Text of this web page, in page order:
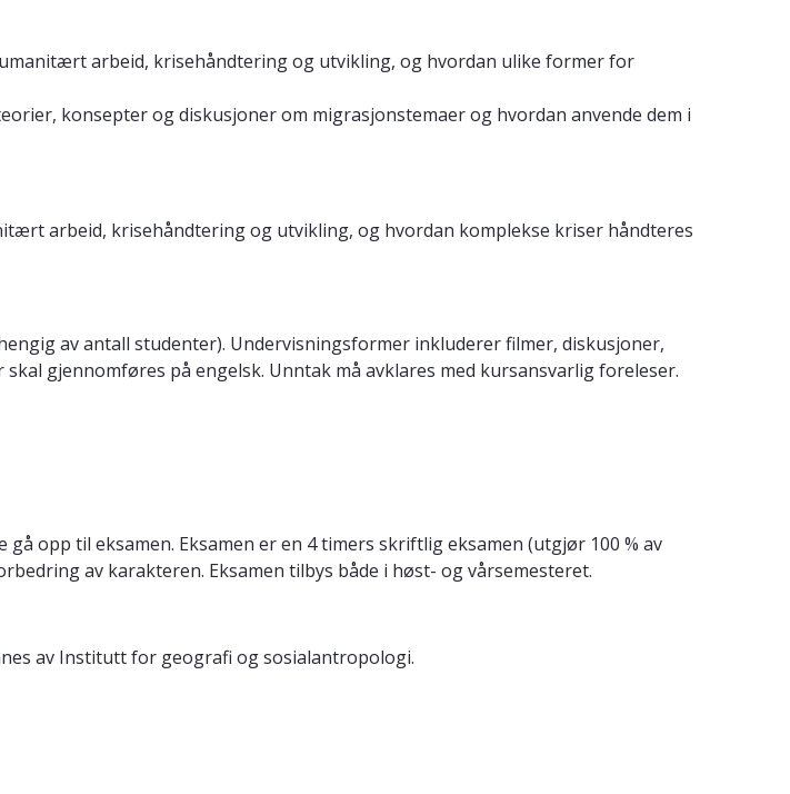
arbeid, krisehåndtering og utvikling, og hvordan ulike former for
konsepter og diskusjoner om migrasjonstemaer og hvordan anvende dem i
arbeid, krisehåndtering og utvikling, og hvordan komplekse kriser håndteres
av antall studenter). Undervisningsformer inkluderer filmer, diskusjoner,
gjennomføres på engelsk. Unntak må avklares med kursansvarlig foreleser.
opp til eksamen. Eksamen er en 4 timers skriftlig eksamen (utgjør 100 % av
av karakteren. Eksamen tilbys både i høst- og vårsemesteret.
av Institutt for geografi og sosialantropologi.